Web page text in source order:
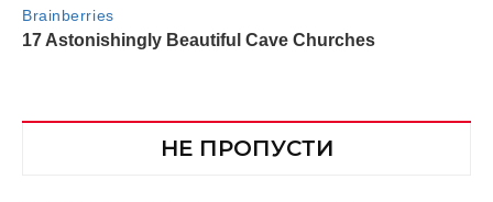
НЕ ПРОПУСТИ